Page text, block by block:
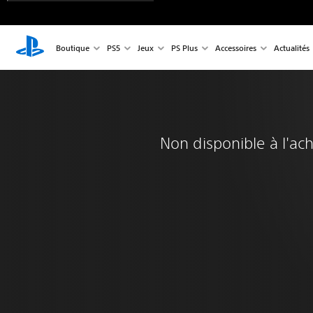
Boutique PS5 Jeux PS Plus Accessoires Actualités
Non disponible à